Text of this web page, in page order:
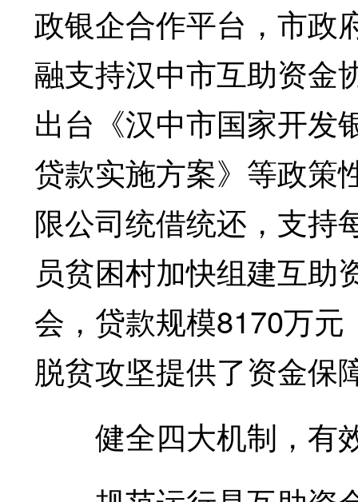
政银企合作平台，市政
融支持汉中市互助资金
出台《汉中市国家开发
贷款实施方案》等政策
限公司统借统还，支持
员贫困村加快组建互助
会，贷款规模8170万
脱贫攻坚提供了资金保
健全四大机制，有效